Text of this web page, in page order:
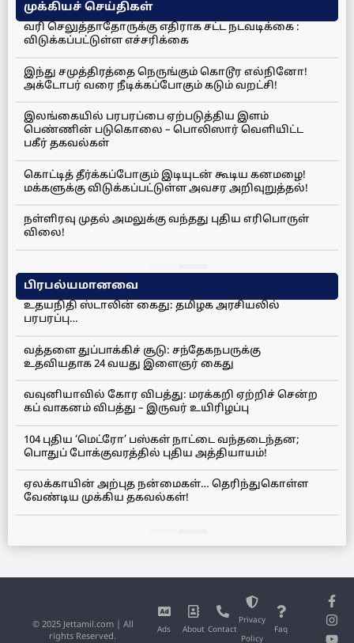
முக்கியச் செய்திகள்
வரி செலுத்தாதோருக்கு எதிராக சட்ட நடவடிக்கை :
விடுக்கப்பட்டுள்ள எச்சரிக்கை
இந்து சமுத்திரத்தை நெருங்கும் கொடூர எல்நினோ!
அக்டோபர் வரை நீடிக்கப்போகும் கடும் வறட்சி!
இலங்கையில் பரபரப்பை ஏற்படுத்திய இளம்
பெண்ணின் படுகொலை – பொலிஸார் வெளியிட்ட
பகீர் தகவல்கள்
கொட்டித் தீர்க்கப்போகும் இடியுடன் கூடிய கனமழை!
மக்களுக்கு விடுக்கப்பட்டுள்ள அவசர அறிவுறுத்தல்!
நள்ளிரவு முதல் அமலுக்கு வந்தது புதிய எரிபொருள்
விலை!
பிரபல்யமானவை
உதயநிதி ஸ்டாலின் கைது: தமிழக அரசியலில்
பரபரப்பு…
வத்தளை துப்பாக்கிச் சூடு: சந்தேகநபருக்கு
உதவியதாக 24 வயது இளைஞர் கைது
வவுனியாவில் கோர விபத்து: மரக்கறி ஏற்றிச் சென்ற
கப் வாகனம் விபத்து – இருவர் உயிரிழப்பு
104 புதிய ‘மெட்ரோ’ பஸ்கள் நாட்டை வந்தடைந்தன;
பொதுப் போக்குவரத்தில் புதிய அத்தியாயம்!
ஏலக்காயின் அற்புத நன்மைகள்… தெரிந்துகொள்ள
வேண்டிய முக்கிய தகவல்கள்!
Ads About Contact
Privacy
Policy
Faq
© 2025 Jettamil.com | All
rights Reserved.